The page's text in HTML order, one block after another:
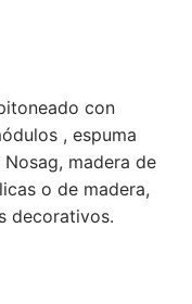
con
, espuma
madera de
o de madera,
decorativos.